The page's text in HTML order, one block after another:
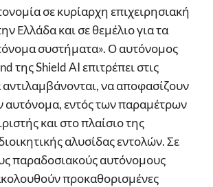
σε κυρίαρχη επιχειρησιακή
Ελλάδα και σε θεμέλιο για τα
συστήματα». Ο αυτόνομος
της Shield AI επιτρέπει στις
να αποφασίζουν
αυτόνομα, εντός των παραμέτρων
και στο πλαίσιο της
αλυσίδας εντολών. Σε
παραδοσιακούς αυτόνομους
προκαθορισμένες